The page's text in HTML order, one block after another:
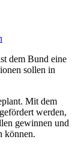
dem Bund eine
sollen in
Mit dem
werden,
gewinnen und
können.